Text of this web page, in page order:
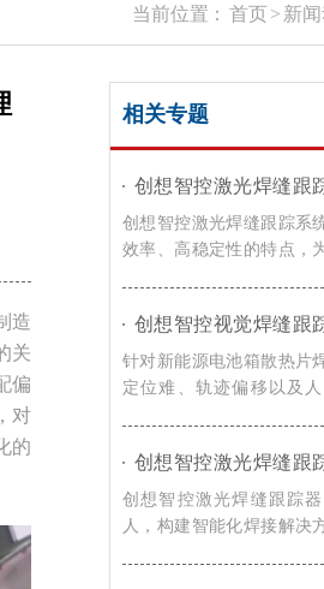
当前位置： 首页> 新
造
关
偏
对
的
相关专题
创想智控激光焊缝跟
框架自动化焊接的应用
创想智控激光焊缝跟踪系
效率、高稳定性的特点，
升了企业的竞争力。
创想智控视觉焊缝跟
达机器人，实现新能
焊接智能化升级
针对新能源电池箱散热片
定位难、轨迹偏移以及
级。
创想智控激光焊缝跟
机器人，实现转向架
创想智控激光焊缝跟踪
人，构建智能化焊接解决